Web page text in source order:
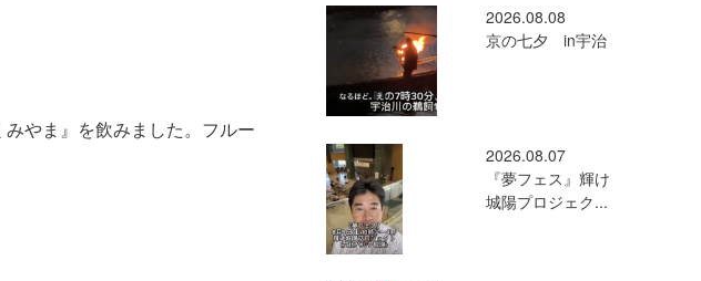
やま』を飲みました。フルー
2026.08.08
京の七夕 in宇治
2026.08.07
『夢フェス』輝け
城陽プロジェク...